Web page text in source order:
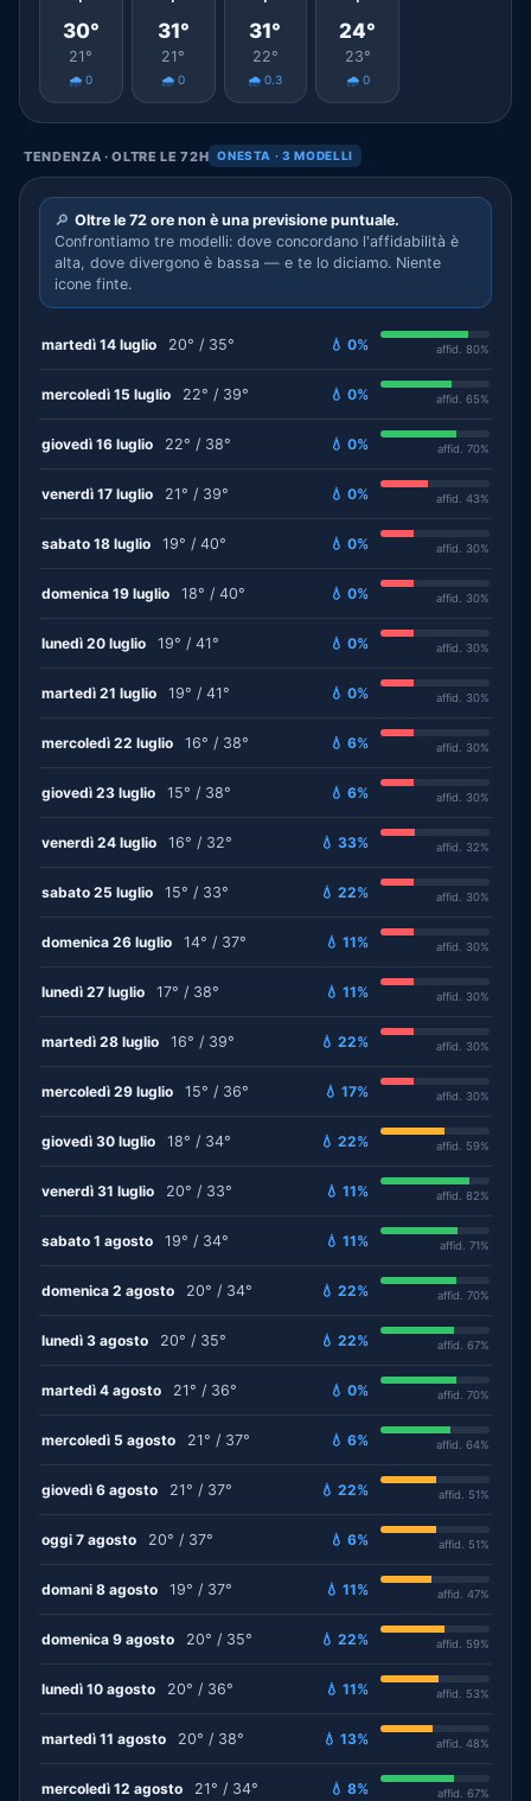
30°
21°
🌧️ 0
31°
21°
🌧️ 0
31°
22°
🌧️ 0.3
24°
23°
🌧️ 0
TENDENZA · OLTRE LE 72H ONESTA · 3 MODELLI
🔎 Oltre le 72 ore non è una previsione puntuale.
Confrontiamo tre modelli: dove concordano l'affidabilità è
alta, dove divergono è bassa — e te lo diciamo. Niente
icone finte.
martedì 14 luglio 20° / 35° 💧 0% affid. 80%
mercoledì 15 luglio 22° / 39° 💧 0% affid. 65%
giovedì 16 luglio 22° / 38° 💧 0% affid. 70%
venerdì 17 luglio 21° / 39° 💧 0% affid. 43%
sabato 18 luglio 19° / 40° 💧 0% affid. 30%
domenica 19 luglio 18° / 40° 💧 0% affid. 30%
lunedì 20 luglio 19° / 41° 💧 0% affid. 30%
martedì 21 luglio 19° / 41° 💧 0% affid. 30%
mercoledì 22 luglio 16° / 38° 💧 6% affid. 30%
giovedì 23 luglio 15° / 38° 💧 6% affid. 30%
venerdì 24 luglio 16° / 32° 💧 33% affid. 32%
sabato 25 luglio 15° / 33° 💧 22% affid. 30%
domenica 26 luglio 14° / 37° 💧 11% affid. 30%
lunedì 27 luglio 17° / 38° 💧 11% affid. 30%
martedì 28 luglio 16° / 39° 💧 22% affid. 30%
mercoledì 29 luglio 15° / 36° 💧 17% affid. 30%
giovedì 30 luglio 18° / 34° 💧 22% affid. 59%
venerdì 31 luglio 20° / 33° 💧 11% affid. 82%
sabato 1 agosto 19° / 34° 💧 11% affid. 71%
domenica 2 agosto 20° / 34° 💧 22% affid. 70%
lunedì 3 agosto 20° / 35° 💧 22% affid. 67%
martedì 4 agosto 21° / 36° 💧 0% affid. 70%
mercoledì 5 agosto 21° / 37° 💧 6% affid. 64%
giovedì 6 agosto 21° / 37° 💧 22% affid. 51%
oggi 7 agosto 20° / 37° 💧 6% affid. 51%
domani 8 agosto 19° / 37° 💧 11% affid. 47%
domenica 9 agosto 20° / 35° 💧 22% affid. 59%
lunedì 10 agosto 20° / 36° 💧 11% affid. 53%
martedì 11 agosto 20° / 38° 💧 13% affid. 48%
mercoledì 12 agosto 21° / 34° 💧 8% affid. 67%